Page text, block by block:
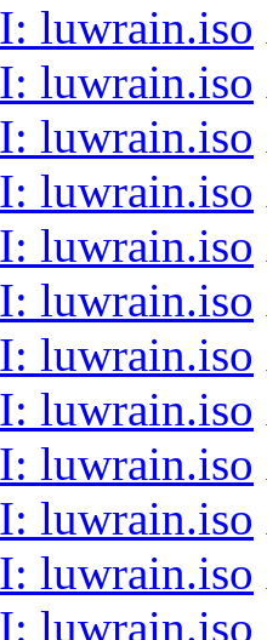
luwrain.iso
luwrain.iso
luwrain.iso
luwrain.iso
luwrain.iso
luwrain.iso
luwrain.iso
luwrain.iso
luwrain.iso
luwrain.iso
luwrain.iso
luwrain.iso